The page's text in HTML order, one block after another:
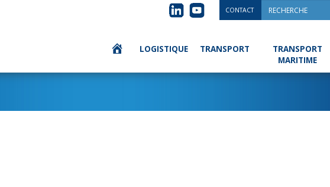
CONTACT
LOGISTIQUE TRANSPORT
TRANSPORT
MARITIME